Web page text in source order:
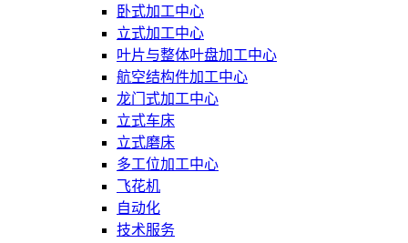
卧式加工中心
立式加工中心
叶片与整体叶盘加工中心
航空结构件加工中心
龙门式加工中心
立式车床
立式磨床
多工位加工中心
飞花机
自动化
技术服务